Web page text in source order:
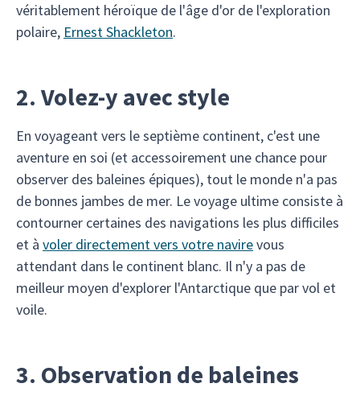
véritablement héroïque de l'âge d'or de l'exploration
polaire, Ernest Shackleton.
2. Volez-y avec style
En voyageant vers le septième continent, c'est une
aventure en soi (et accessoirement une chance pour
observer des baleines épiques), tout le monde n'a pas
de bonnes jambes de mer. Le voyage ultime consiste à
contourner certaines des navigations les plus difficiles
et à voler directement vers votre navirevous
attendant dans le continent blanc. Il n'y a pas de
meilleur moyen d'explorer l'Antarctique que par vol et
voile.
3. Observation de baleines